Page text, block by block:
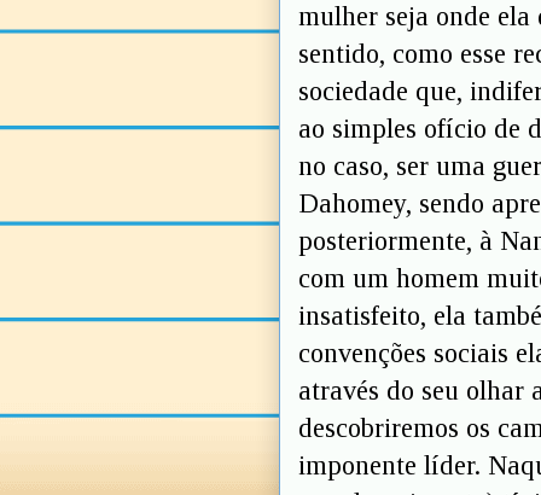
mulher seja onde
sentido, como esse
sociedade que,
ao simples ofício de
no caso, ser uma
Dahomey, sendo
posteriormente, à
com um homem
insatisfeito, ela
convenções sociais
através do seu olhar
descobriremos os
imponente líder.